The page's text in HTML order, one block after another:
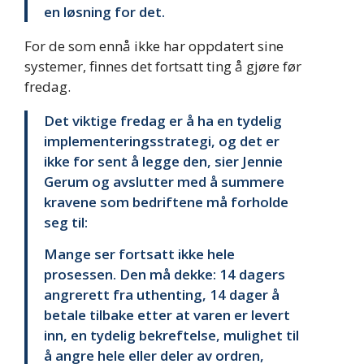
en løsning for det.
For de som ennå ikke har oppdatert sine
systemer, finnes det fortsatt ting å gjøre før
fredag.
Det viktige fredag er å ha en tydelig
implementeringsstrategi, og det er
ikke for sent å legge den, sier Jennie
Gerum og avslutter med å summere
kravene som bedriftene må forholde
seg til:
Mange ser fortsatt ikke hele
prosessen. Den må dekke: 14 dagers
angrerett fra uthenting, 14 dager å
betale tilbake etter at varen er levert
inn, en tydelig bekreftelse, mulighet til
å angre hele eller deler av ordren,